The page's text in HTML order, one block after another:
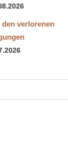
verlorenen